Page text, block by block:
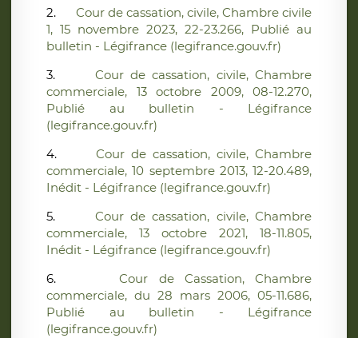
2.
Cour de cassation, civile, Chambre civile
1, 15 novembre 2023, 22-23.266, Publié au
bulletin - Légifrance (legifrance.gouv.fr)
3.
Cour de cassation, civile, Chambre
commerciale, 13 octobre 2009, 08-12.270,
Publié au bulletin - Légifrance
(legifrance.gouv.fr)
4.
Cour de cassation, civile, Chambre
commerciale, 10 septembre 2013, 12-20.489,
Inédit - Légifrance (legifrance.gouv.fr)
5.
Cour de cassation, civile, Chambre
commerciale, 13 octobre 2021, 18-11.805,
Inédit - Légifrance (legifrance.gouv.fr)
6.
Cour de Cassation, Chambre
commerciale, du 28 mars 2006, 05-11.686,
Publié au bulletin - Légifrance
(legifrance.gouv.fr)